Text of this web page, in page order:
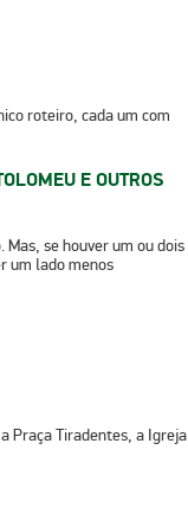
roteiro, cada um com
E OUTROS
se houver um ou dois
um lado menos
Praça Tiradentes, a Igreja